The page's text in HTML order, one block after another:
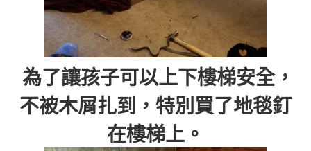
為了讓孩子可以上下樓梯安全，
不被木屑扎到，特別買了地毯釘
在樓梯上。